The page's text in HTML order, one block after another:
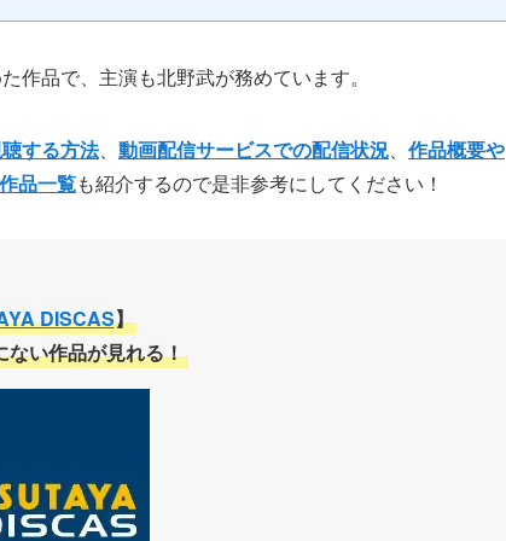
作品で、主演も北野武が務めています。
する方法、 動画配信サービスでの配信状況、 作品概要や
品一覧も紹介するので是非参考にしてください！
DISCAS】
ない作品が見れる！